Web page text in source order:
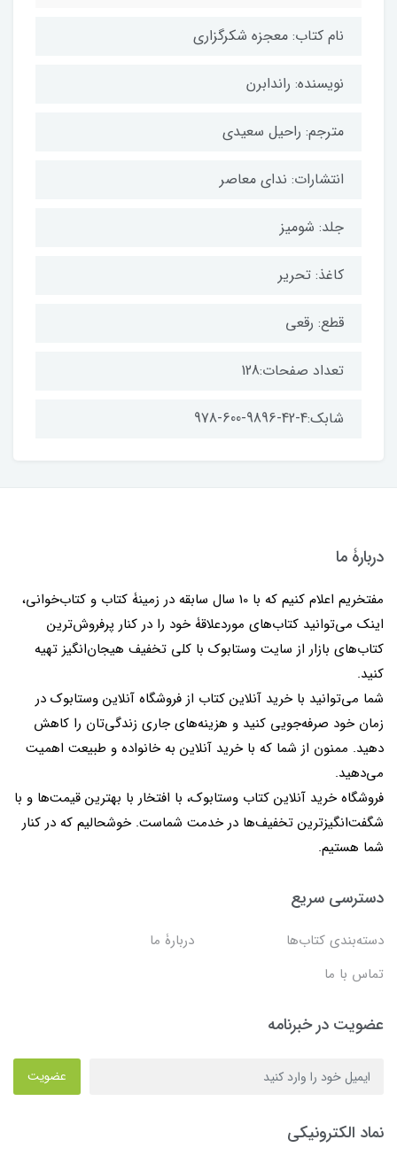
نام کتاب: معجزه شکرگزاری
نویسنده: راندابرن
مترجم: راحیل سعیدی
انتشارات: ندای معاصر
جلد: شومیز
کاغذ: تحریر
قطع: رقعی
تعداد صفحات:128
شابک:4-42-9896-600-978
دربارۀ ما
مفتخریم اعلام کنیم که با 10 سال سابقه در زمینۀ کتاب و کتاب‌خوانی،
اینک می‌توانید کتاب‌های موردعلاقۀ خود را در کنار پرفروش‌ترین
کتاب‌های بازار از سایت وستابوک با کلی تخفیف هیجان‌انگیز تهیه
کنید.
شما می‌توانید با خرید آنلاین کتاب از فروشگاه آنلاین وستابوک در
زمان خود صرفه‌جویی کنید و هزینه‌های جاری زندگی‌تان را کاهش
دهید. ممنون از شما که با خرید آنلاین به خانواده و طبیعت اهمیت
می‌دهید.
فروشگاه خرید آنلاین کتاب وستابوک، با افتخار با بهترین قیمت‌ها و با
شگفت‌انگیزترین تخفیف‌ها در خدمت شماست. خوشحالیم که در کنار
شما هستیم.
دسترسی سریع
دسته‌بندی کتاب‌ها
دربارۀ ما
تماس با ما
عضویت در خبرنامه
عضویت
نماد الکترونیکی